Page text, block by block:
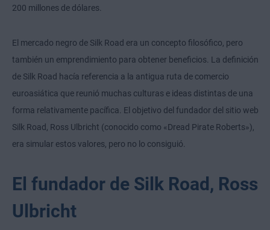
200 millones de dólares.
El mercado negro de Silk Road era un concepto filosófico, pero
también un emprendimiento para obtener beneficios. La definición
de Silk Road hacía referencia a la antigua ruta de comercio
euroasiática que reunió muchas culturas e ideas distintas de una
forma relativamente pacífica. El objetivo del fundador del sitio web
Silk Road, Ross Ulbricht (conocido como «Dread Pirate Roberts»),
era simular estos valores, pero no lo consiguió.
El fundador de Silk Road, Ross
Ulbricht